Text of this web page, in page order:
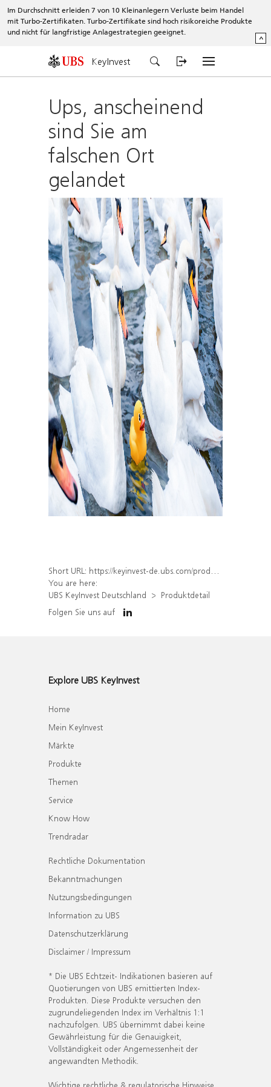
Im Durchschnitt erleiden 7 von 10 Kleinanlegern Verluste beim Handel
mit Turbo-Zertifikaten. Turbo-Zertifikate sind hoch risikoreiche Produkte
und nicht für langfristige Anlagestrategien geeignet.
^
KeyInvest
Ups, anscheinend
sind Sie am
falschen Ort
gelandet
Short URL: https://keyinvest-de.ubs.com/produkt/detail/index/isin/DE000WA53J58
You are here:
UBS KeyInvest Deutschland
Produktdetail
Folgen Sie uns auf
Explore UBS KeyInvest
Home
Mein KeyInvest
Märkte
Produkte
Themen
Service
Know How
Trendradar
Rechtliche Dokumentation
Bekanntmachungen
Nutzungsbedingungen
Information zu UBS
Datenschutzerklärung
Disclaimer / Impressum
* Die UBS Echtzeit- Indikationen basieren auf
Quotierungen von UBS emittierten Index-
Produkten. Diese Produkte versuchen den
zugrundeliegenden Index im Verhältnis 1:1
nachzufolgen. UBS übernimmt dabei keine
Gewährleistung für die Genauigkeit,
Vollständigkeit oder Angemessenheit der
angewandten Methodik.